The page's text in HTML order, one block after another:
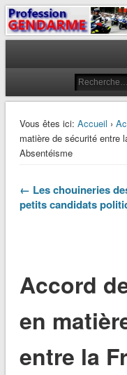
Profession
Le journal des gendarmes
Vous êtes ici: Accueil ›
matière de sécurité entre
Absentéisme
← Les chouineries
petits candidats
Accord
en
entre la